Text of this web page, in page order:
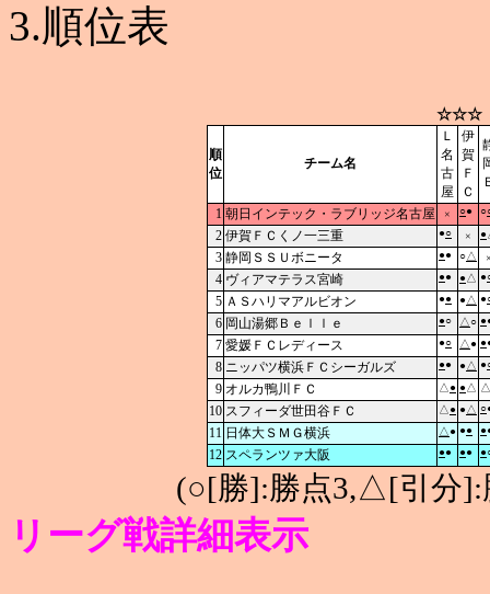
3.順位表
☆☆☆
順
位
チーム名
Ｌ
名
古
屋
伊
賀
Ｆ
Ｃ
1 朝日インテック・ラブリッジ名古屋 × ○● ○
2 伊賀ＦＣくノ一三重 ●○ × ●
3 静岡ＳＳＵボニータ ●● ○△
4 ヴィアマテラス宮崎 ●● ● △ ●
5 ＡＳハリマアルビオン ●● ●△ ●
6 岡山湯郷Ｂｅｌｌｅ ●○ △ ○ ●
7 愛媛ＦＣレディース ●○ △ ● ●
8 ニッパツ横浜ＦＣシーガルズ ●● ● △ ●
9 オルカ鴨川ＦＣ △ ● ●△ △
10 スフィーダ世田谷ＦＣ △ ● ● △ ○
11 日体大ＳＭＧ横浜 △ ● ●● ●
12 スペランツァ大阪 ●● ●● ●
(○[勝]:勝点3,△[引分]:
リーグ戦詳細表示